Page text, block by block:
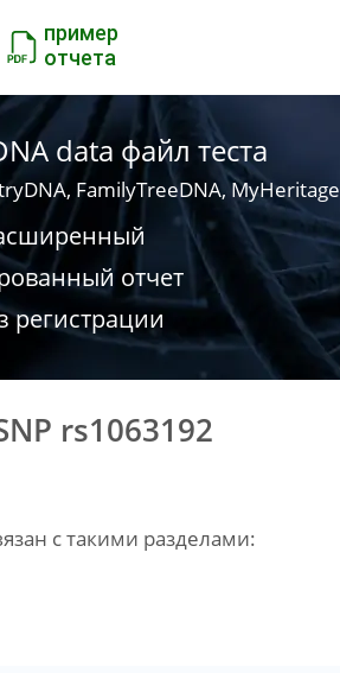
пример
отчета
data файл теста
FamilyTreeDNA,
отчет
регистрации
rs1063192
с такими разделами: